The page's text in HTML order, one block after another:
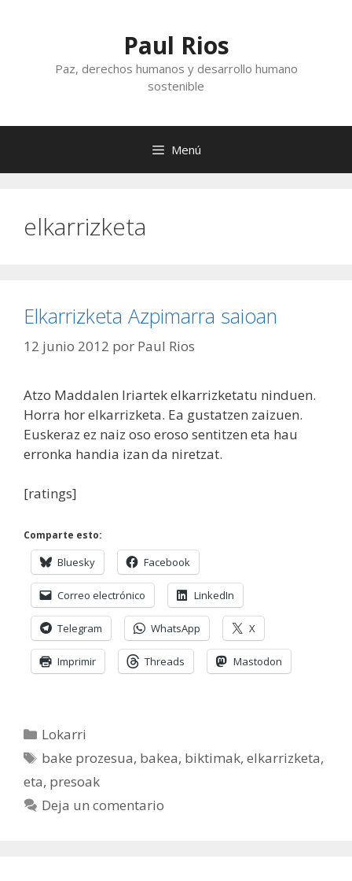
Paul Rios
Paz, derechos humanos y desarrollo humano
sostenible
Menú
elkarrizketa
Elkarrizketa Azpimarra saioan
12 junio 2012 por Paul Rios
Atzo Maddalen Iriartek elkarrizketatu ninduen.
Horra hor elkarrizketa. Ea gustatzen zaizuen.
Euskeraz ez naiz oso eroso sentitzen eta hau
erronka handia izan da niretzat.
[ratings]
Comparte esto:
Bluesky Facebook
Correo electrónico LinkedIn
Telegram WhatsApp X
Imprimir Threads Mastodon
Categorías
Lokarri
Etiquetas
bake prozesua, bakea, biktimak,elkarrizketa,
eta, presoak
Deja un comentario